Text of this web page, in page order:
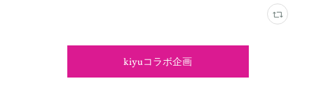
kiyuコラボ企画